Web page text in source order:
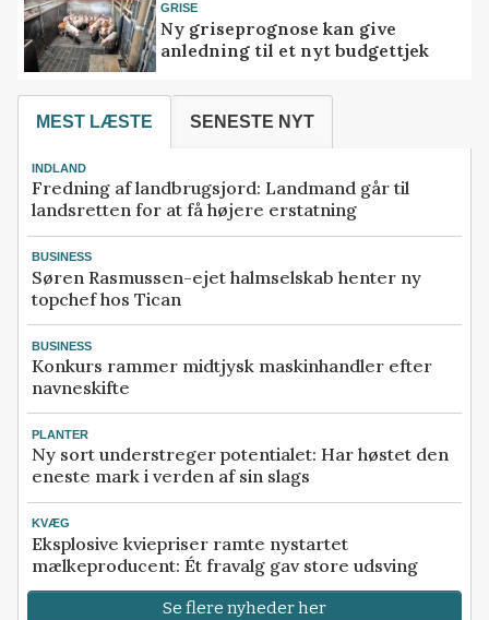
GRISE
Ny griseprognose kan give
anledning til et nyt budgettjek
MEST LÆSTE SENESTE NYT
INDLAND
Fredning af landbrugsjord: Landmand går til
landsretten for at få højere erstatning
BUSINESS
Søren Rasmussen-ejet halmselskab henter ny
topchef hos Tican
BUSINESS
Konkurs rammer midtjysk maskinhandler efter
navneskifte
PLANTER
Ny sort understreger potentialet: Har høstet den
eneste mark i verden af sin slags
KVÆG
Eksplosive kviepriser ramte nystartet
mælkeproducent: Ét fravalg gav store udsving
Se flere nyheder her